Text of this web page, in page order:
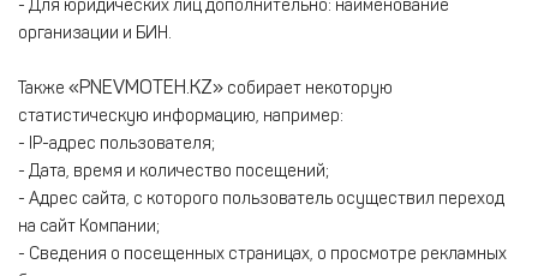
- Для юридических лиц дополнительно: наименование
организации и БИН.
Также «PNEVMOTEH.KZ» собирает некоторую
статистическую информацию, например:
- IP-адрес пользователя;
- Дата, время и количество посещений;
- Адрес сайта, с которого пользователь осуществил переход
на сайт Компании;
- Сведения о посещенных страницах, о просмотре рекламных